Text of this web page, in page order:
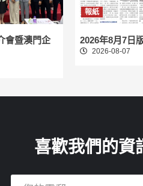
會暨澳門企
報紙
2026年8月7日
2026-08-07
喜歡我們的資